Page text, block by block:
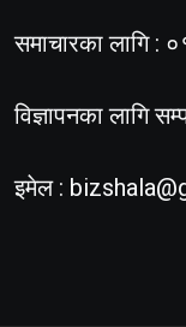
समाचारका लागि
विज्ञापनका
इमेल :